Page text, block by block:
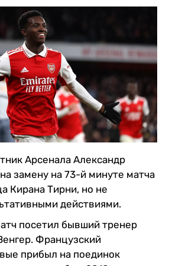
Арсенала Александр
замену на 73-й минуте матча
Кирана Тирни, но не
действиями.
посетил бывший тренер
Французский
прибыл на поединок